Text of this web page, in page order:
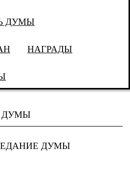
ДУМЫ
НАГРАДЫ
ДУМЫ
ДУМЫ